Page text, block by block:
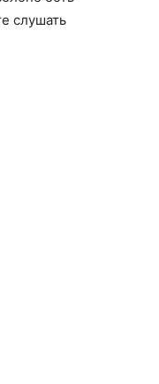
слушать